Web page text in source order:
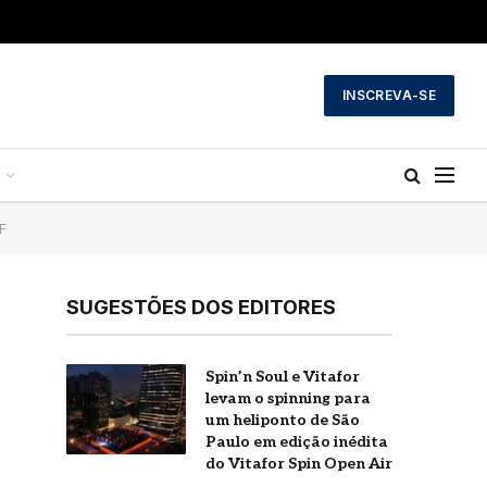
INSCREVA-SE
SUGESTÕES DOS EDITORES
Spin’n Soul e Vitafor
levam o spinning para
um heliponto de São
Paulo em edição inédita
do Vitafor Spin Open Air